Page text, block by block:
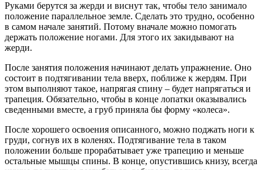
Руками берутся за жерди и виснут так, чтобы тело занимало
положение параллельное земле. Сделать это трудно, особенно
в самом начале занятий. Потому вначале можно помогать
держать положение ногами. Для этого их закидывают на
жерди.
После занятия положения начинают делать упражнение. Оно
состоит в подтягивании тела вверх, поближе к жердям. При
этом выполняют такое, напрягая спину – будет напрягаться и
трапеция. Обязательно, чтобы в конце лопатки оказывались
сведенными вместе, а груб приняла бы форму «колеса».
После хорошего освоения описанного, можно поджать ноги к
груди, согнув их в коленях. Подтягивание тела в таком
положении больше прорабатывает уже трапецию и меньше
остальные мышцы спины. В конце, опустившись книзу, всегда